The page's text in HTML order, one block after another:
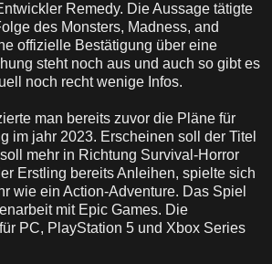
Remedy. Die Aussage tätigte
des Monsters, Madness, and
offizielle Bestätigung über eine
steht noch aus und auch so gibt es
noch recht wenige Infos.
man bereits zuvor die Pläne für
im jahr 2023. Erscheinen soll der Titel
soll mehr in Richtung Survival-Horror
Erstling bereits Anleihen, spielte sich
wie ein Action-Adventure. Das Spiel
mit Epic Games. Die
PC, PlayStation 5 und Xbox Series